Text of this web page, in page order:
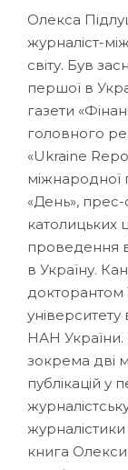
Олекса
журналіст-
світу. Був
першої в
газети
головного
«Ukraine
міжнародної
«День»,
католицьких
проведення
в Україну.
докторантом
університету
НАН України.
зокрема дві
публікацій у
книга